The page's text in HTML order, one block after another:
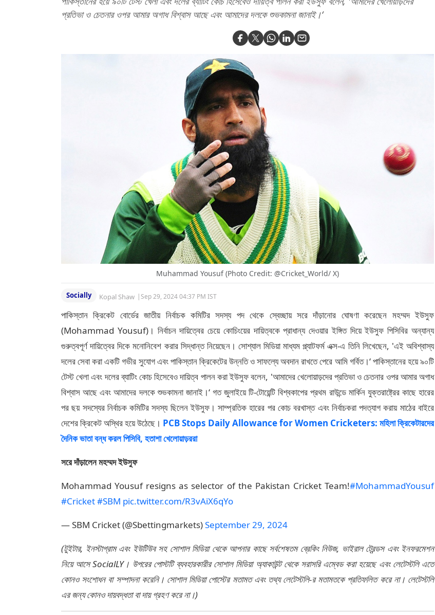
প্রতিভা ও চেতনার ওপর আমার অগাধ বিশ্বাস আছে এবং আমাদের দলকে শুভকামনা জানাই।‘
Muhammad Yousuf (Photo Credit: @Cricket_World/ X)
Socially Kopal Shaw |Sep 29, 2024 04:37 PM IST
পাকিস্তান ক্রিকেট বোর্ডের জাতীয় নির্বাচক কমিটির সদস্য পদ থেকে স্বেচ্ছায় সরে দাঁড়ানোর ঘোষণা করেছেন মহম্মদ ইউসুফ
(Mohammad Yousuf)। নির্বাচন দায়িত্বের চেয়ে কোচিংয়ের দায়িত্বকে প্রাধান্য দেওয়ার ইঙ্গিত দিয়ে ইউসুফ পিসিবির অন্যান্য
গুরুত্বপূর্ণ দায়িত্বের দিকে মনোনিবেশ করার সিদ্ধান্ত নিয়েছেন। সোশ্যাল মিডিয়া মাধ্যম প্ল্যাটফর্ম এক্স-এ তিনি লিখেছেন, 'এই অবিশ্বাস্য
দলের সেবা করা একটি গভীর সুযোগ এবং পাকিস্তান ক্রিকেটের উন্নতি ও সাফল্যে অবদান রাখতে পেরে আমি গর্বিত।‘ পাকিস্তানের হয়ে ৯০টি
টেস্ট খেলা এবং দলের ব্যাটিং কোচ হিসেবেও দায়িত্ব পালন করা ইউসুফ বলেন, 'আমাদের খেলোয়াড়দের প্রতিভা ও চেতনার ওপর আমার অগাধ
বিশ্বাস আছে এবং আমাদের দলকে শুভকামনা জানাই।‘ গত জুলাইয়ে টি-টোয়েন্টি বিশ্বকাপের প্রথম রাউন্ডে মার্কিন যুক্তরাষ্ট্রের কাছে হারের
পর ছয় সদস্যের নির্বাচক কমিটির সদস্য ছিলেন ইউসুফ। সাম্প্রতিক হারের পর কোচ বরখাস্ত এবং নির্বাচকরা পদত্যাগ করায় মাঠের বাইরে
দেশের ক্রিকেট অস্থির হয়ে উঠেছে। PCB Stops Daily Allowance for Women Cricketers: মহিলা ক্রিকেটারদের
দৈনিক ভাতা বন্ধ করল পিসিবি, হতাশা খেলোয়াড়ররা
সরে দাঁড়ালেন মহম্মদ ইউসুফ
Mohammad Yousuf resigns as selector of the Pakistan Cricket Team!#MohammadYousuf
#Cricket#SBM pic.twitter.com/R3vAiX6qYo
— SBM Cricket (@Sbettingmarkets)September 29, 2024
(টুইটার, ইনস্টাগ্রাম এবং ইউটিউব সহ সোশাল মিডিয়া থেকে আপনার কাছে সর্বশেষতম ব্রেকিং নিউজ, ভাইরাল ট্রেন্ডস এবং ইনফরমেশন
নিয়ে আসে SocialLY। উপরের পোস্টটি ব্যবহারকারীর সোশাল মিডিয়া অ্যাকাউন্ট থেকে সরাসরি এম্বেড করা হয়েছে এবং লেটেস্টলি এতে
কোনও সংশোধন বা সম্পাদনা করেনি। সোশাল মিডিয়া পোস্টের মতামত এবং তথ্য লেটেস্টলি-র মতামতকে প্রতিফলিত করে না। লেটেস্টলি
এর জন্য কোনও দায়বদ্ধতা বা দায় গ্রহণ করে না।)